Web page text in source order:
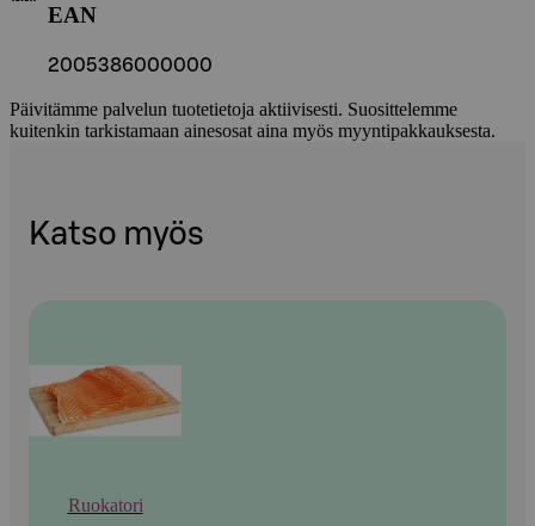
EAN
2005386000000
Päivitämme palvelun tuotetietoja aktiivisesti. Suosittelemme
kuitenkin tarkistamaan ainesosat aina myös myyntipakkauksesta.
Katso myös
Ruokatori